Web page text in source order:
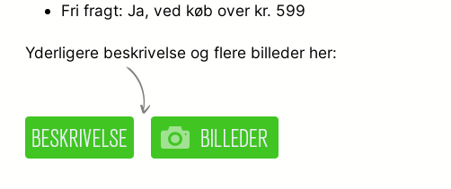
Fri fragt: Ja, ved køb over kr. 599
Yderligere beskrivelse og flere billeder her: